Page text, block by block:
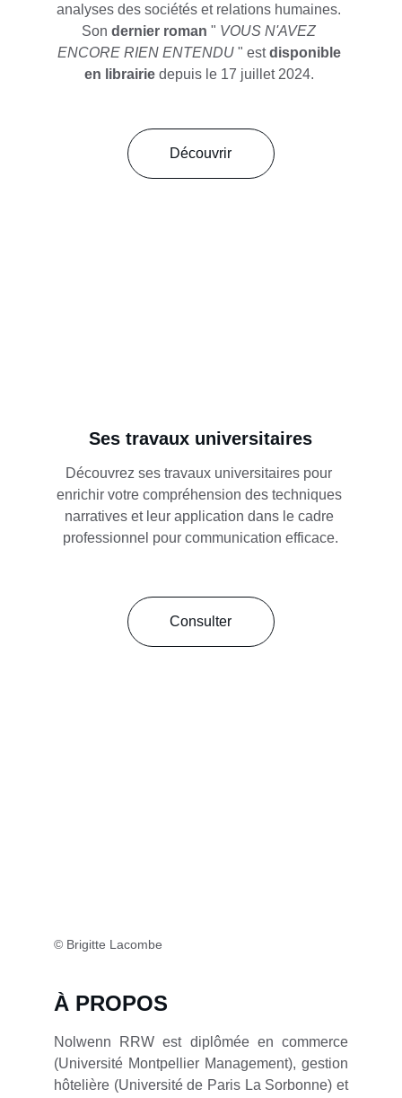
analyses des sociétés et relations humaines.
Son dernier roman " VOUS N'AVEZ
ENCORE RIEN ENTENDU " est disponible
en librairie depuis le 17 juillet 2024.
Découvrir
Ses travaux universitaires
Découvrez ses travaux universitaires pour
enrichir votre compréhension des techniques
narratives et leur application dans le cadre
professionnel pour communication efficace.
Consulter
À PROPOS
Nolwenn RRW est diplômée en commerce
(Université Montpellier Management), gestion
hôtelière (Université de Paris La Sorbonne) et
© Brigitte Lacombe